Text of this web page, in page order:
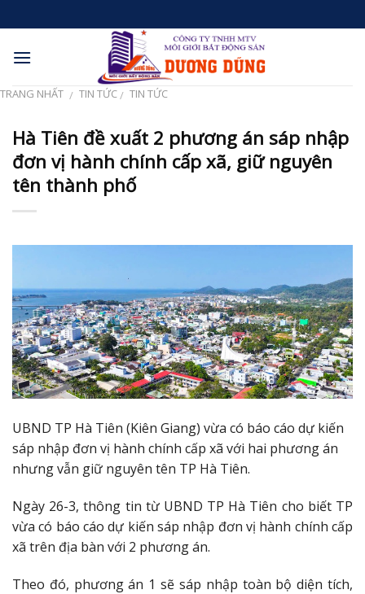
to
content
TRANG NHẤT / TIN TỨC / TIN TỨC
Hà Tiên đề xuất 2 phương án sáp nhập
đơn vị hành chính cấp xã, giữ nguyên
tên thành phố
UBND TP Hà Tiên (Kiên Giang) vừa có báo cáo dự kiến
sáp nhập đơn vị hành chính cấp xã với hai phương án
nhưng vẫn giữ nguyên tên TP Hà Tiên.
Ngày 26-3, thông tin từ UBND TP Hà Tiên cho biết TP
vừa có báo cáo dự kiến sáp nhập đơn vị hành chính cấp
xã trên địa bàn với 2 phương án.
Theo đó, phương án 1 sẽ sáp nhập toàn bộ diện tích,